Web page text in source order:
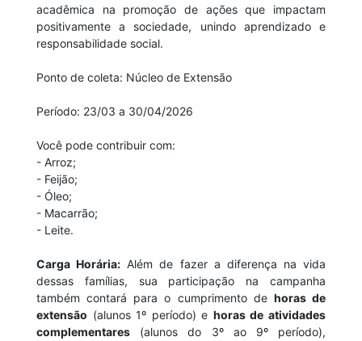
acadêmica na promoção de ações que impactam
positivamente a sociedade, unindo aprendizado e
responsabilidade social.
Ponto de coleta: Núcleo de Extensão
Período: 23/03 a 30/04/2026
Você pode contribuir com:
- Arroz;
- Feijão;
- Óleo;
- Macarrão;
- Leite.
Carga Horária: Além de fazer a diferença na vida
dessas famílias, sua participação na campanha
também contará para o cumprimento de horas de
extensão (alunos 1º período) e horas de atividades
complementares (alunos do 3º ao 9º período),